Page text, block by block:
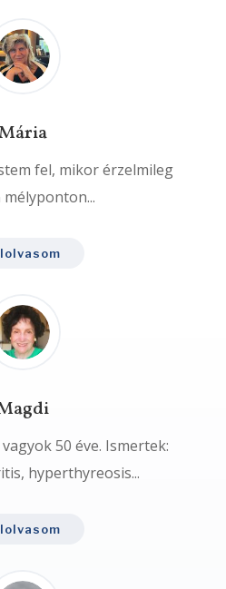
fel, mikor érzelmileg
50 éve. Ismertek:
hyperthyreosis...